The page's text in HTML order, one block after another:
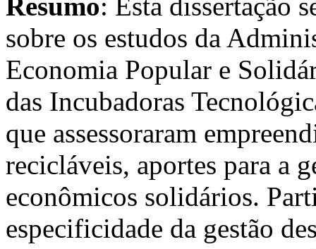
Resumo: Esta dissertação
sobre os estudos da
Economia Popular e
das Incubadoras
que assessoraram
recicláveis, aportes para a
econômicos solidários.
especificidade da gestão